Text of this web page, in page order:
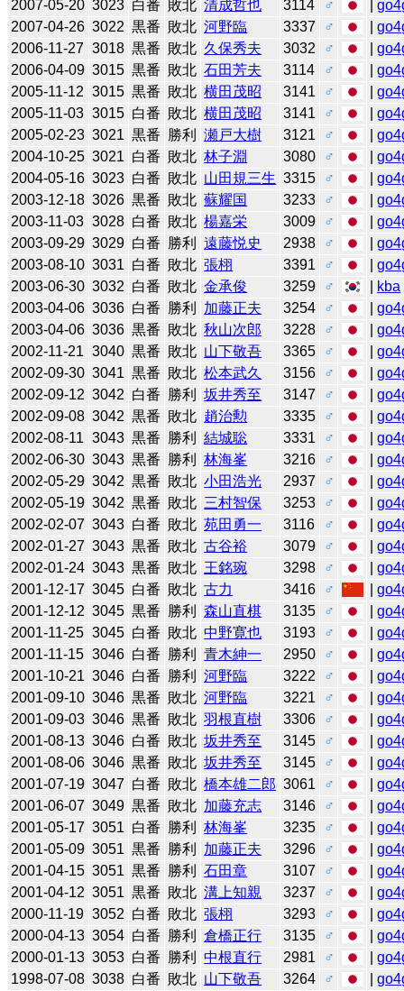
2007-05-20 3023 白番 敗北 清成哲也 3114 ♂ |
2007-04-26 3022 黒番 敗北 河野臨 3337 ♂ |
2006-11-27 3018 黒番 敗北 久保秀夫 3032 ♂ |
2006-04-09 3015 黒番 敗北 石田芳夫 3114 ♂ |
2005-11-12 3015 黒番 敗北 横田茂昭 3141 ♂ |
2005-11-03 3015 白番 敗北 横田茂昭 3141 ♂ |
2005-02-23 3021 黒番 勝利 瀬戸大樹 3121 ♂ |
2004-10-25 3021 白番 敗北 林子淵 3080 ♂ |
2004-05-16 3023 白番 敗北 山田規三生 3315 ♂ |
2003-12-18 3026 黒番 敗北 蘇耀国 3233 ♂ |
2003-11-03 3028 白番 敗北 楊嘉栄 3009 ♂ |
2003-09-29 3029 白番 勝利 遠藤悦史 2938 ♂ |
2003-08-10 3031 白番 敗北 張栩 3391 ♂ |
2003-06-30 3032 白番 敗北 金承俊 3259 ♂ kba
2003-04-06 3036 白番 勝利 加藤正夫 3254 ♂ |
2003-04-06 3036 黒番 敗北 秋山次郎 3228 ♂ |
2002-11-21 3040 黒番 敗北 山下敬吾 3365 ♂ |
2002-09-30 3041 黒番 敗北 松本武久 3156 ♂ |
2002-09-12 3042 白番 勝利 坂井秀至 3147 ♂ |
2002-09-08 3042 黒番 敗北 趙治勲 3335 ♂ |
2002-08-11 3043 黒番 勝利 結城聡 3331 ♂ |
2002-06-30 3043 黒番 勝利 林海峯 3216 ♂ |
2002-05-29 3042 黒番 敗北 小田浩光 2937 ♂ |
2002-05-19 3042 黒番 敗北 三村智保 3253 ♂ |
2002-02-07 3043 白番 敗北 苑田勇一 3116 ♂ |
2002-01-27 3043 黒番 敗北 古谷裕 3079 ♂ |
2002-01-24 3043 黒番 敗北 王銘琬 3298 ♂ |
2001-12-17 3045 白番 敗北 古力 3416 ♂ |
2001-12-12 3045 黒番 勝利 森山直棋 3135 ♂ |
2001-11-25 3045 白番 敗北 中野寛也 3193 ♂ |
2001-11-15 3046 白番 勝利 青木紳一 2950 ♂ |
2001-10-21 3046 白番 勝利 河野臨 3222 ♂ |
2001-09-10 3046 黒番 敗北 河野臨 3221 ♂ |
2001-09-03 3046 黒番 敗北 羽根直樹 3306 ♂ |
2001-08-13 3046 白番 敗北 坂井秀至 3145 ♂ |
2001-08-06 3046 黒番 敗北 坂井秀至 3145 ♂ |
2001-07-19 3047 白番 敗北 橋本雄二郎 3061 ♂ |
2001-06-07 3049 黒番 敗北 加藤充志 3146 ♂ |
2001-05-17 3051 白番 勝利 林海峯 3235 ♂ |
2001-05-09 3051 黒番 勝利 加藤正夫 3296 ♂ |
2001-04-15 3051 黒番 勝利 石田章 3107 ♂ |
2001-04-12 3051 黒番 敗北 溝上知親 3237 ♂ |
2000-11-19 3052 白番 敗北 張栩 3293 ♂ |
2000-04-13 3054 白番 勝利 倉橋正行 3135 ♂ |
2000-01-13 3053 白番 勝利 中根直行 2981 ♂ |
1998-07-08 3038 白番 敗北 山下敬吾 3264 ♂ |